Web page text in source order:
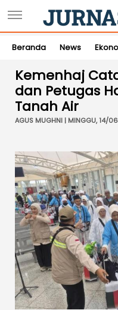
Beranda News
Kemenhaj
dan Petugas
Tanah Air
AGUS MUGHNI | MINGGU, 14/